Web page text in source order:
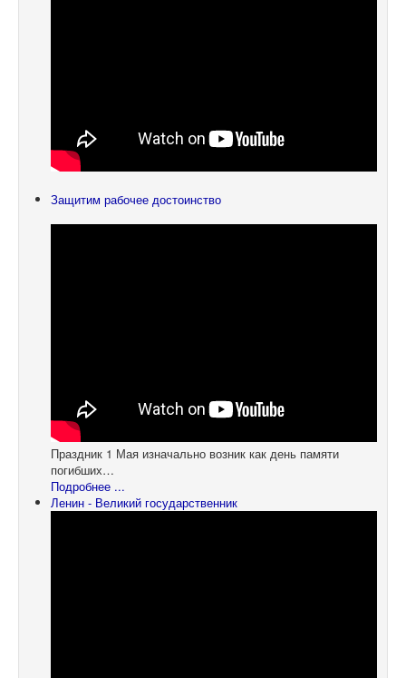
Защитим рабочее достоинство
Праздник 1 Мая изначально возник как день памяти
погибших…
Подробнее ...
Ленин - Великий государственник